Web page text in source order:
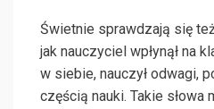
Świetnie sprawdzają się
jak nauczyciel wpłynął na
w siebie, nauczył odwagi,
częścią nauki. Takie słowa